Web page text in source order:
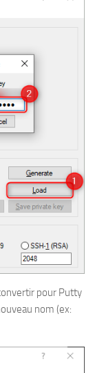
pour Putty
nom (ex: